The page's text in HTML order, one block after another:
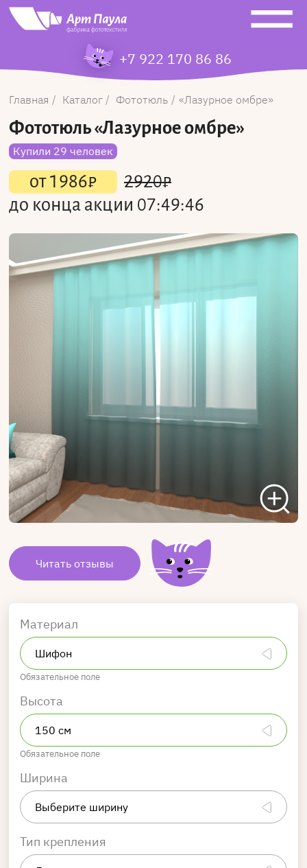
+7 922 170 86 86
Главная Каталог Фототюль Лазурное омбре
Фототюль«Лазурное омбре»
Купили 29 человек
от1986₽ 2920₽
до конца акции 07:49:46
Читать отзывы
Материал
Обязательное поле
Высота
Обязательное поле
Ширина
Тип крепления